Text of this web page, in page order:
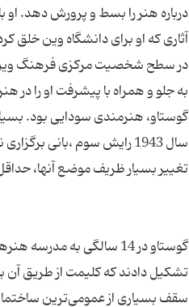
آثاری که او برای دانشگاه وین خلق
گوستاو، هنرمندی سودایی بود.
سال 1943 رایش سوم ،بانی
گوستاو در 14 سالگی به
تشکیل دادند که کلیمت از طریق